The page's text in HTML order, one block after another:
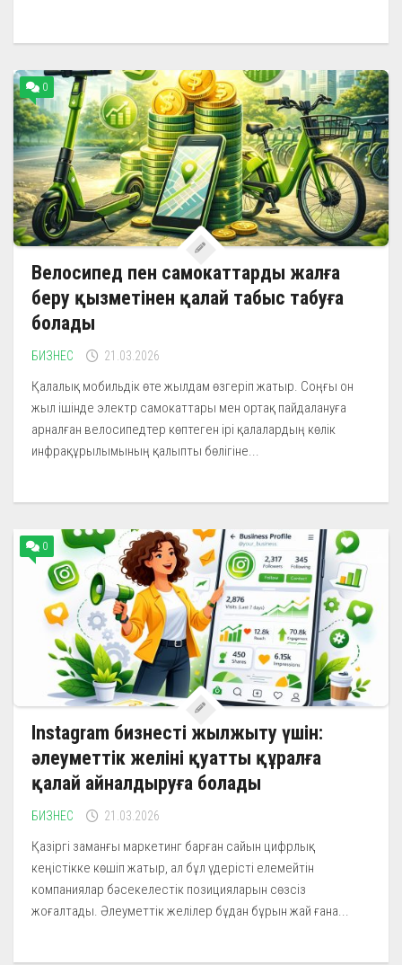
0
Велосипед пен самокаттарды жалға
беру қызметінен қалай табыс табуға
болады
БИЗНЕС 21.03.2026
Қалалық мобильдік өте жылдам өзгеріп жатыр. Соңғы он
жыл ішінде электр самокаттары мен ортақ пайдалануға
арналған велосипедтер көптеген ірі қалалардың көлік
инфрақұрылымының қалыпты бөлігіне...
0
Instagram бизнесті жылжыту үшін:
әлеуметтік желіні қуатты құралға
қалай айналдыруға болады
БИЗНЕС 21.03.2026
Қазіргі заманғы маркетинг барған сайын цифрлық
кеңістікке көшіп жатыр, ал бұл үдерісті елемейтін
компаниялар бәсекелестік позицияларын сөзсіз
жоғалтады. Әлеуметтік желілер бұдан бұрын жай ғана...